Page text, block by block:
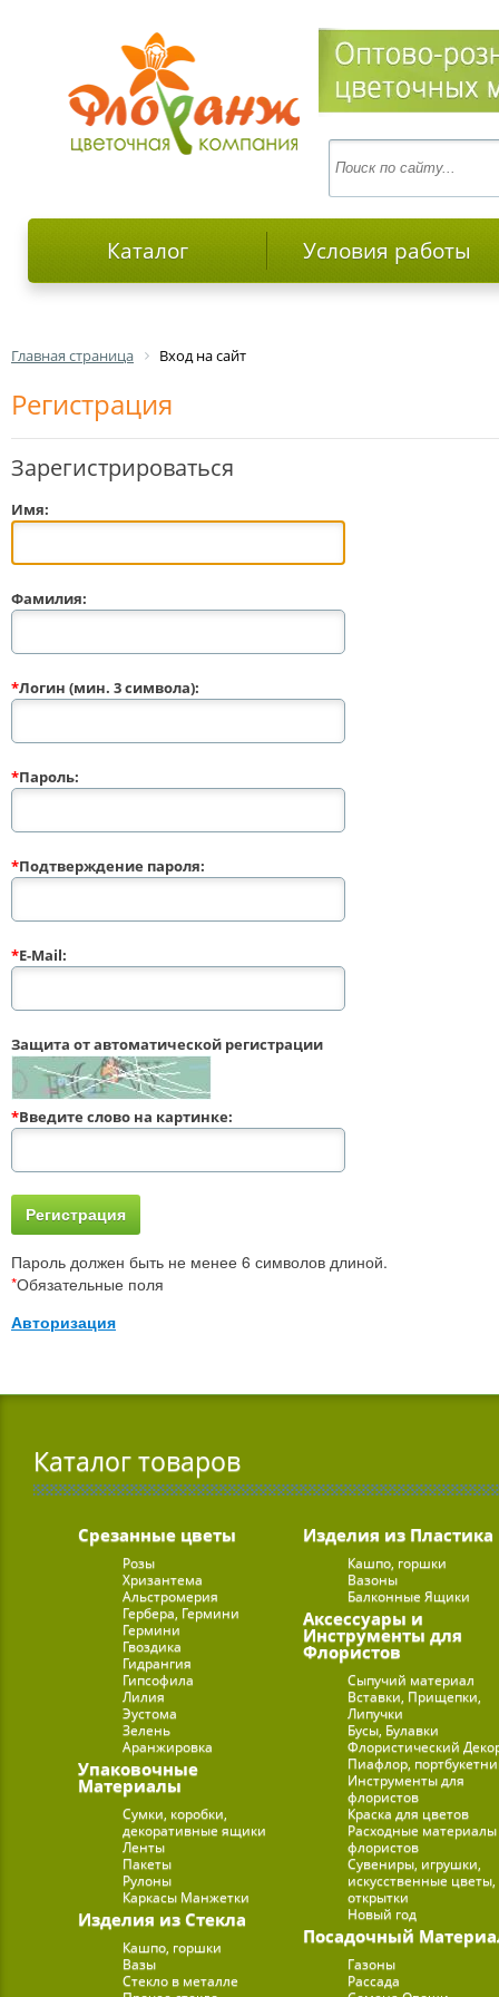
Каталог Условия работы
Главная страница Вход на сайт
Регистрация
Зарегистрироваться
Имя:
Фамилия:
*Логин (мин. 3 символа):
*Пароль:
*Подтверждение пароля:
*E-Mail:
Защита от автоматической регистрации
*Введите слово на картинке:
Пароль должен быть не менее 6 символов длиной.
*Обязательные поля
Авторизация
Каталог товаров
Срезанные цветы
Розы
Хризантема
Альстромерия
Гербера, Гермини
Гермини
Гвоздика
Гидрангия
Гипсофила
Лилия
Эустома
Зелень
Аранжировка
Упаковочные
Материалы
Сумки, коробки,
декоративные ящики
Ленты
Пакеты
Рулоны
Каркасы Манжетки
Изделия из Стекла
Кашпо, горшки
Вазы
Стекло в металле
Изделия из Пластика
Кашпо, горшки
Вазоны
Балконные Ящики
Аксессуары и
Инструменты для
Флористов
Сыпучий материал
Вставки, Прищепки,
Липучки
Бусы, Булавки
Флористический
Пиафлор,
Инструменты для
флористов
Краска для цветов
Расходные
флористов
Сувениры, игрушки,
искусственные цветы,
открытки
Новый год
Посадочный
Газоны
Рассада